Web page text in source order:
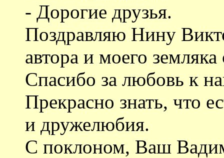
- Дорогие друзья.
Поздравляю Нину
автора и моего
Спасибо за любовь к
Прекрасно знать, что
и дружелюбия.
С поклоном, Ваш